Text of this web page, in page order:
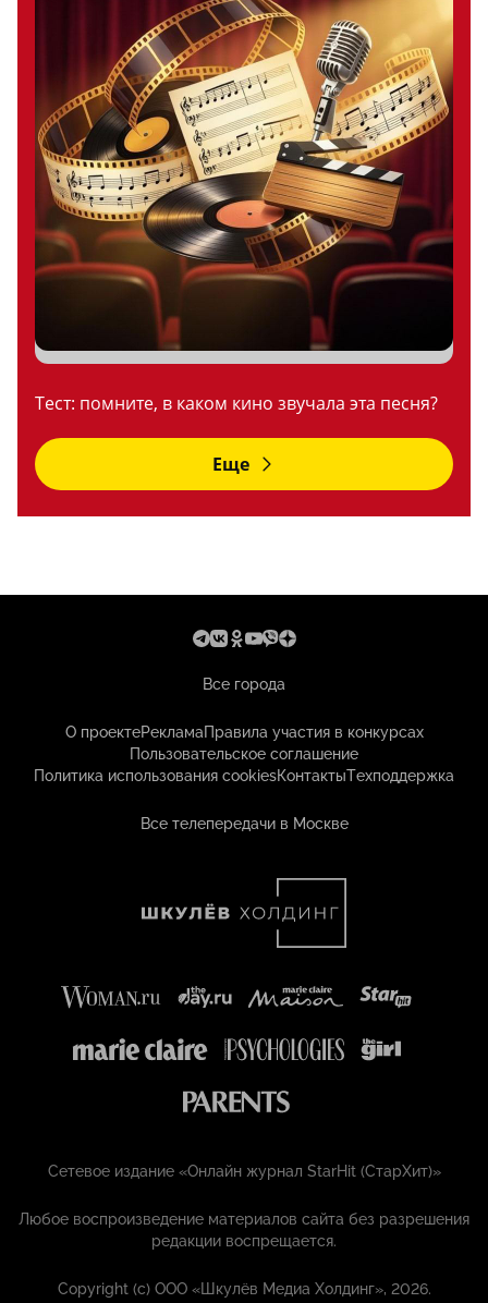
Тест: помните, в каком кино звучала эта песня?
Еще
Все города
О проектеРекламаПравила участия в конкурсах
Пользовательское соглашение
Политика использования cookiesКонтактыТехподдержка
Все телепередачи в Москве
Сетевое издание «Онлайн журнал StarHit (СтарХит)»
Любое воспроизведение материалов сайта без разрешения
редакции воспрещается.
Copyright (с) ООО «Шкулёв Медиа Холдинг», 2026.